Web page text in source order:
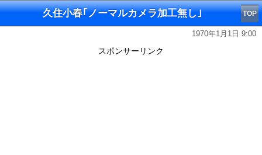
久住小春｢ノーマルカメラ加工無し｣ TOP
1970年1月1日 9:00
スポンサーリンク